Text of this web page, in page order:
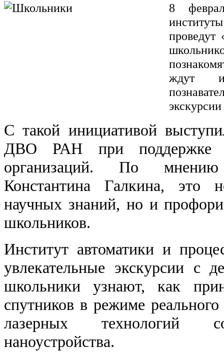
8
проведут
ждут
экскурсии
С такой инициативой
ДВО РАН при поддержке
организаций. По мнению
Константина Галкина, это
научных знаний, но и
школьников.
Институт автоматики и
увлекательные экскурсии с
школьники узнают, как
спутников в режиме
лазерных технологий
наноустройства.